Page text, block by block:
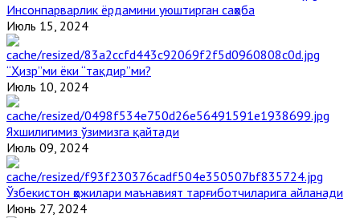
Инсонпарварлик ёрдамини уюштирган саҳоба
Июль 15, 2024
“Ҳизр”ми ёки “тақдир”ми?
Июль 10, 2024
Яхшилигимиз ўзимизга қайтади
Июль 09, 2024
Ўзбекистон ҳожилари маънавият тарғиботчиларига айланади
Июнь 27, 2024